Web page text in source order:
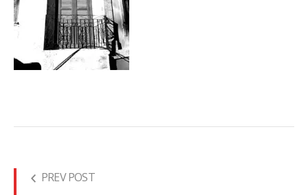
PREV POST